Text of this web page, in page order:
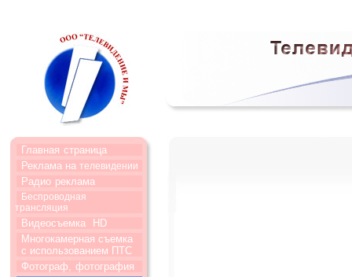
Главная страница
Реклама на телевидении
Радио реклама
Беспроводная
трансляция
Видеосъемка
HD
Многокамерная съемка
с использованием ПТС
Фотограф, фотография